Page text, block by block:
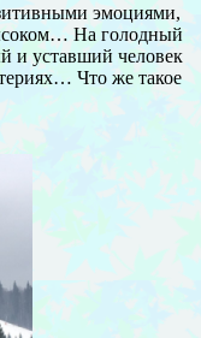
эмоциями,
На голодный
и уставший человек
Что же такое